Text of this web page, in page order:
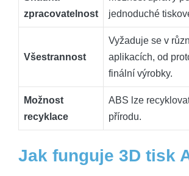
zpracovatelnost
jednoduché
Všestrannost
Vyžaduje se v
aplikacích, od
finální výrobky.
Možnost
recyklace
ABS lze
přírodu.
Jak funguje 3D tisk